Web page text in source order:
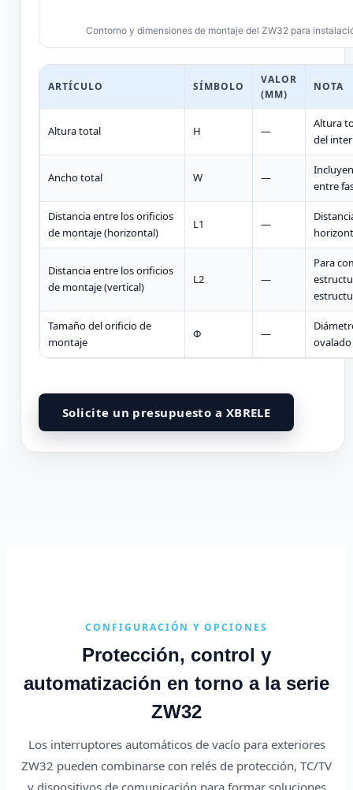
Contorno y dimensiones de montaje del ZW32 para
ARTÍCULO SÍMBOLO
VALOR
(MM)
NOTA
Altura total H —
Altura
del
Ancho total W —
entre
Distancia entre los orificios
de montaje (horizontal)
L1 —
Distancia entre los orificios
de montaje (vertical)
L2 —
Para
Tamaño del orificio de
montaje
Φ —
Solicite un presupuesto a XBRELE
CONFIGURACIÓN Y OPCIONES
Protección, control y
automatización en torno a la serie
ZW32
Los interruptores automáticos de vacío para exteriores
ZW32 pueden combinarse con relés de protección, TC/TV
y dispositivos de comunicación para formar soluciones